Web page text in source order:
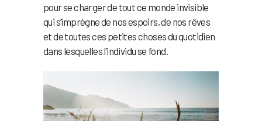
pour se charger de tout ce monde invisible
qui s’imprègne de nos espoirs, de nos rêves
et de toutes ces petites choses du quotidien
dans lesquelles l’individu se fond.